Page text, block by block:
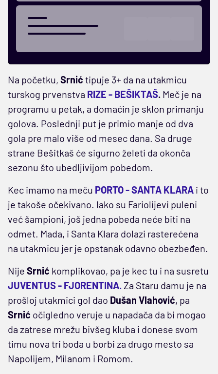
Na početku, Srnić tipuje 3+ da na utakmicu
turskog prvenstva RIZE - BEŠIKTAŠ. Meč je na
programu u petak, a domaćin je sklon primanju
golova. Poslednji put je primio manje od dva
gola pre malo više od mesec dana. Sa druge
strane Bešitkaš će sigurno želeti da okonča
sezonu što ubedljivijom pobedom.
Kec imamo na meču PORTO - SANTA KLARA i to
je takoše očekivano. Iako su Fariolijevi puleni
već šampioni, još jedna pobeda neće biti na
odmet. Mada, i Santa Klara dolazi rasterećena
na utakmicu jer je opstanak odavno obezbeđen.
Nije Srnić komplikovao, pa je kec tu i na susretu
JUVENTUS - FJORENTINA. Za Staru damu je na
prošloj utakmici gol dao Dušan Vlahović, pa
Srnić očigledno veruje u napadača da bi mogao
da zatrese mrežu bivšeg kluba i donese svom
timu nova tri boda u borbi za drugo mesto sa
Napolijem, Milanom i Romom.